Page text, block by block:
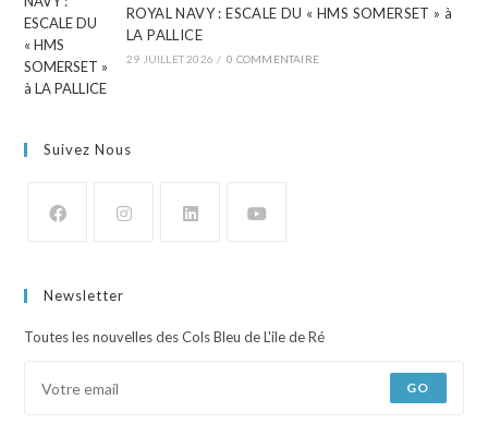
ROYAL NAVY : ESCALE DU « HMS SOMERSET » à
LA PALLICE
29 JUILLET 2026 / 0 COMMENTAIRE
Suivez Nous
Newsletter
Toutes les nouvelles des Cols Bleu de L'ile de Ré
GO